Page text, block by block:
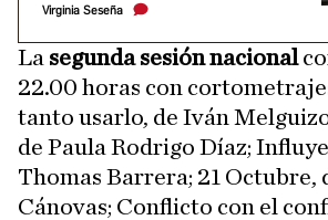
Virginia Seseña
La segunda sesión nacional
22.00 horas con
tanto usarlo, de Iván
de Paula Rodrigo Díaz;
Thomas Barrera; 21 Octubre,
Cánovas; Conflicto con el